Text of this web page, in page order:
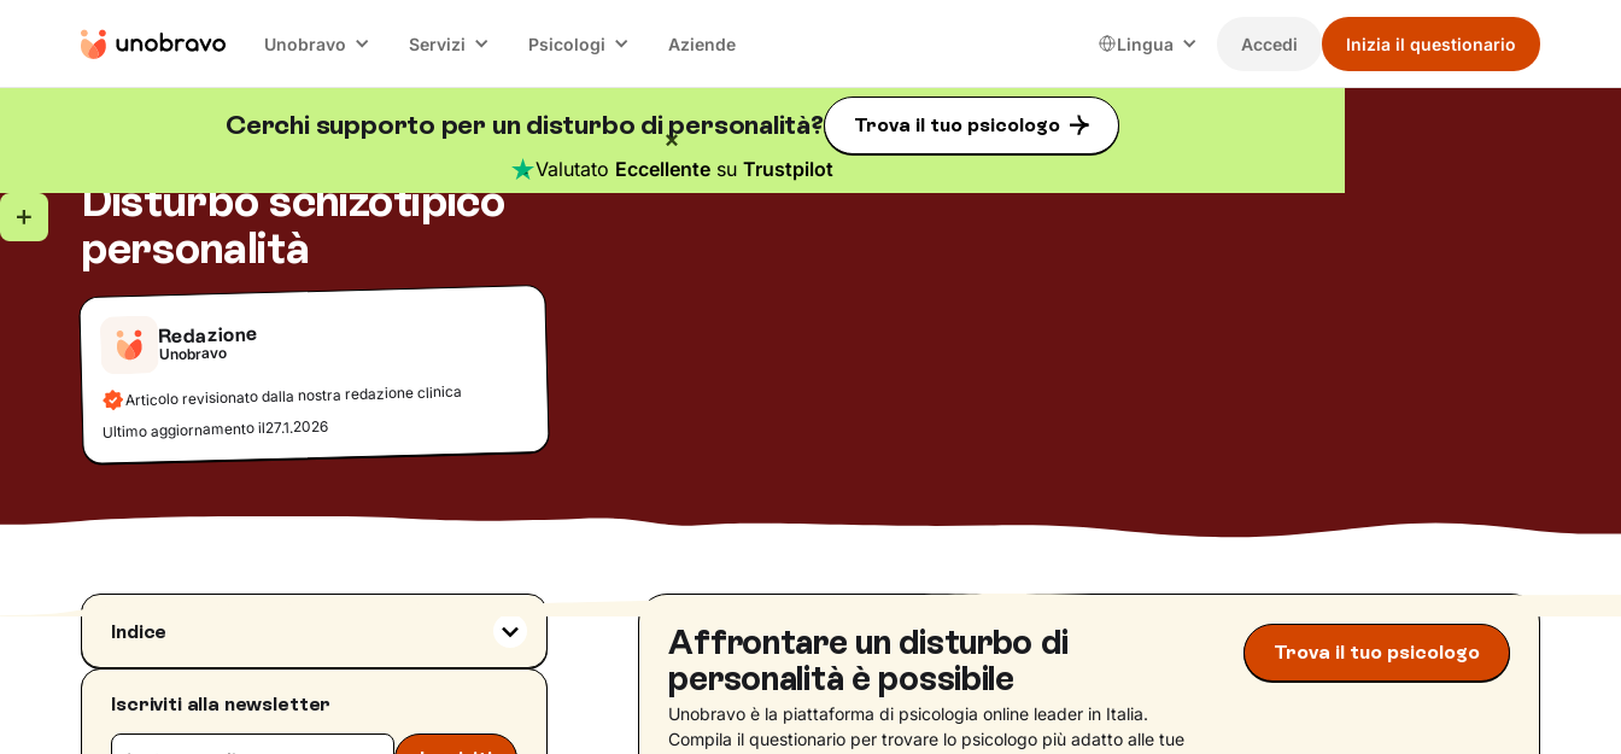
Unobravo Servizi Psicologi Aziende Lingua Accedi Inizia il questionario
Cerchi supporto per un disturbo di personalità? Trova il tuo psicologo
Valutato Eccellentesu Trustpilot
minuti di lettura
Disturbo schizotipico
personalità
Redazione
Unobravo
Articolo revisionato dalla nostra redazione clinica
Ultimo aggiornamento il27.1.2026
Indice
Cos’è il disturbo schizotipico di personalità
Disturbo schizotipico di personalità: criteri di
classificazione nel DSM-5
Iscriviti alla newsletter
Affrontare un disturbo di
personalità è possibile
Unobravo è la piattaforma di psicologia online leader in Italia.
Compila il questionario per trovare lo psicologo più adatto alle tue
Trova il tuo psicologo